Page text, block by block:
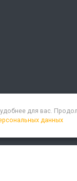
для вас.
данных